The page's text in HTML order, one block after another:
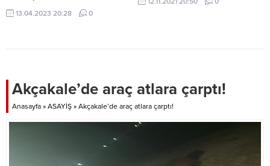
13.04.2023 20:28 0
Akçakale’de araç atlara çarptı!
Anasayfa » ASAYİŞ » Akçakale’de araç atlara çarptı!